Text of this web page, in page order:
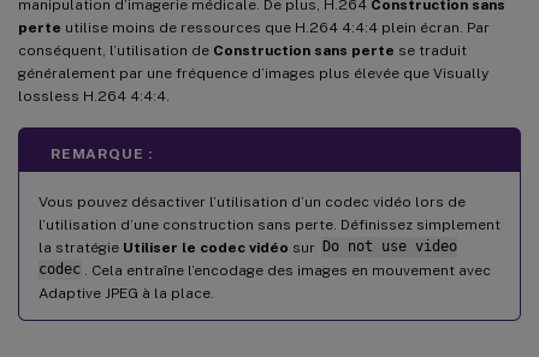
manipulation d’imagerie médicale. De plus, H.264 Construction sans
perte utilise moins de ressources que H.264 4:4:4 plein écran. Par
conséquent, l’utilisation de Construction sans perte se traduit
généralement par une fréquence d’images plus élevée que Visually
lossless H.264 4:4:4.
REMARQUE :
Vous pouvez désactiver l’utilisation d’un codec vidéo lors de
l’utilisation d’une construction sans perte. Définissez simplement
la stratégie Utiliser le codec vidéo sur Do not use video
codec
. Cela entraîne l’encodage des images en mouvement avec
Adaptive JPEG à la place.